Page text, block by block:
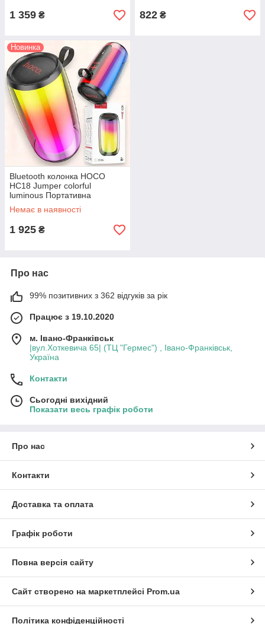
1 359 ₴ 822 ₴
Новинка
Bluetooth колонка HOCO
HC18 Jumper colorful
luminous Портативна
Акустика колонка з
підсвічуванням black
Немає в наявності
1 925 ₴
Про нас
99% позитивних з 362 відгуків за рік
Працює з 19.10.2020
м. Івано-Франківськ
|вул.Хоткевича 65| (ТЦ "Гермес") , Івано-Франківськ,
Україна
Контакти
Сьогодні вихідний
Показати весь графік роботи
Про нас
Контакти
Доставка та оплата
Графік роботи
Повна версія сайту
Сайт створено на маркетплейсі Prom.ua
Політика конфіденційності